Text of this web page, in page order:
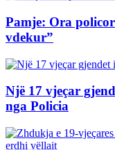
Pamje: Ora
vdekur”
Një 17 vjeçar
nga Policia